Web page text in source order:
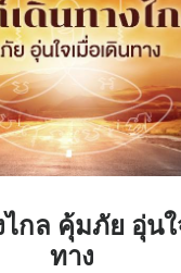
กล คุ้มภัย อุ่นใ
ทาง